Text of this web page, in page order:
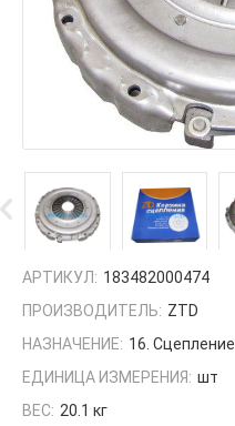
АРТИКУЛ: 183482000474
ПРОИЗВОДИТЕЛЬ: ZTD
НАЗНАЧЕНИЕ: 16. Сцепление
ЕДИНИЦА ИЗМЕРЕНИЯ: шт
ВЕС: 20.1 кг